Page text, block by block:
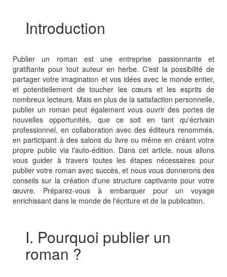
Introduction
Publier un roman est une entreprise passionnante et
gratifiante pour tout auteur en herbe. C'est la possibilité de
partager votre imagination et vos idées avec le monde entier,
et potentiellement de toucher les cœurs et les esprits de
nombreux lecteurs. Mais en plus de la satisfaction personnelle,
publier un roman peut également vous ouvrir des portes de
nouvelles opportunités, que ce soit en tant qu'écrivain
professionnel, en collaboration avec des éditeurs renommés,
en participant à des salons du livre ou même en créant votre
propre public via l'auto-édition. Dans cet article, nous allons
vous guider à travers toutes les étapes nécessaires pour
publier votre roman avec succès, et nous vous donnerons des
conseils sur la création d'une structure captivante pour votre
œuvre. Préparez-vous à embarquer pour un voyage
enrichissant dans le monde de l'écriture et de la publication.
I. Pourquoi publier un
roman ?